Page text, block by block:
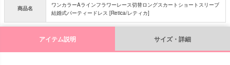
商品名
ワンカラーAラインフラワーレース切替ロングスカートショートスリーブ
結婚式パーティードレス [Retica/レティカ]
アイテム説明 サイズ・詳細